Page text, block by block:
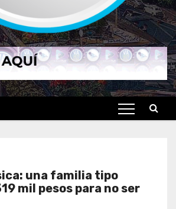
una familia tipo
mil pesos para no ser